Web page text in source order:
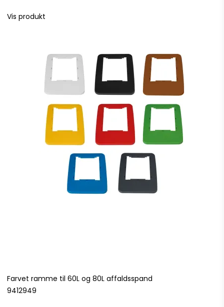
Vis produkt
Farvet ramme til 60L og 80L affaldsspand
9412949